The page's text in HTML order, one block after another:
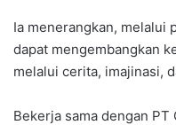
Ia menerangkan, melalui
dapat mengembangkan
melalui cerita, imajinasi,
Bekerja sama dengan